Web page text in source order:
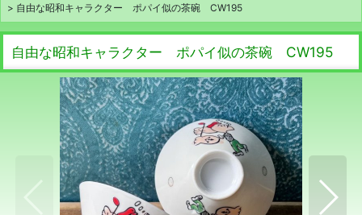
> 自由な昭和キャラクター ポパイ似の茶碗 CW195
自由な昭和キャラクター ポパイ似の茶碗 CW195